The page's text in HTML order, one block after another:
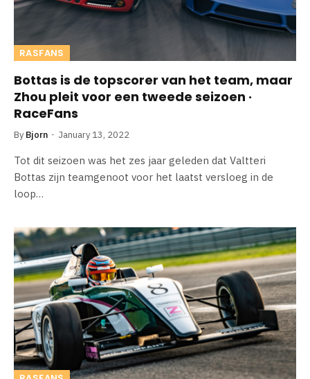
RASFANS
Bottas is de topscorer van het team, maar
Zhou pleit voor een tweede seizoen ·
RaceFans
By Bjorn January 13, 2022
Tot dit seizoen was het zes jaar geleden dat Valtteri
Bottas zijn teamgenoot voor het laatst versloeg in de
loop…